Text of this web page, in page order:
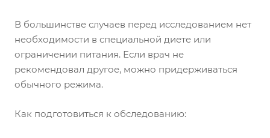
В большинстве случаев перед исследованием нет
необходимости в специальной диете или
ограничении питания. Если врач не
рекомендовал другое, можно придерживаться
обычного режима.
Как подготовиться к обследованию: